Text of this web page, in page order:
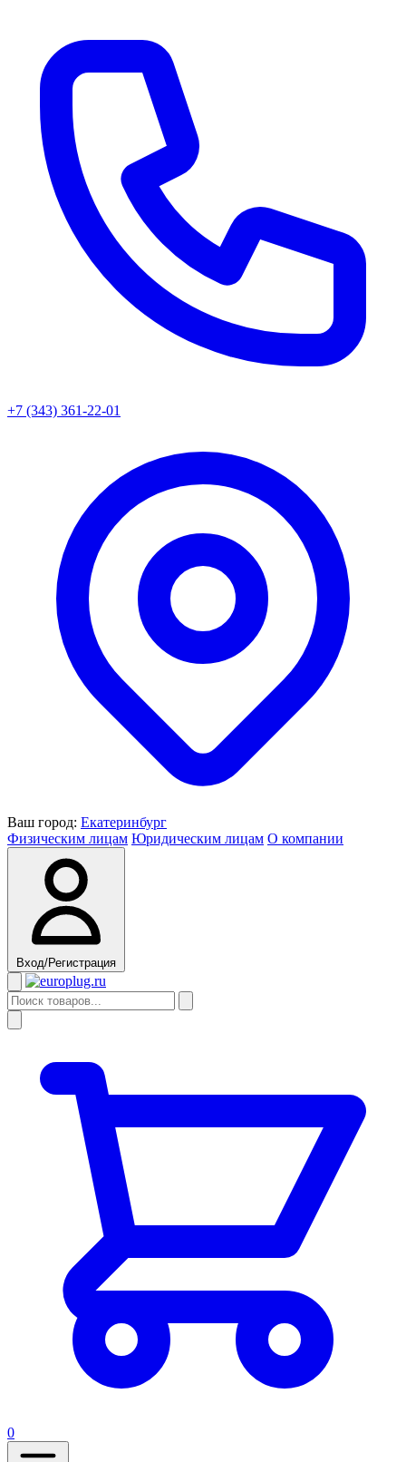
+7 (343) 361-22-01
Ваш город: Екатеринбург
Физическим лицам Юридическим лицам О компании
Вход/Регистрация
0